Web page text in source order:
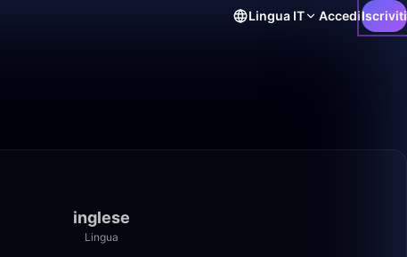
Lingua IT AccediIscriviti
inglese
Lingua